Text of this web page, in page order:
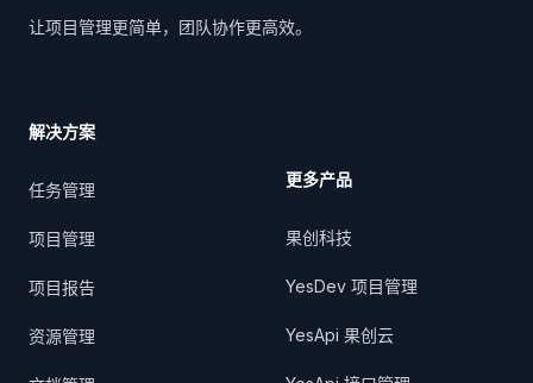
让项目管理更简单，团队协作更高效。
解决方案
任务管理
项目管理
项目报告
资源管理
更多产品
果创科技
YesDev 项目管理
YesApi 果创云